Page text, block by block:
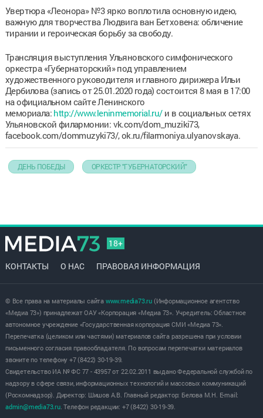
Увертюра «Леонора» №3 ярко воплотила основную идею,
важную для творчества Людвига ван Бетховена: обличение
тирании и героическая борьбу за свободу.
Трансляция выступления Ульяновского симфонического
оркестра «Губернаторский» под управлением
художественного руководителя и главного дирижера Ильи
Дербилова (запись от 25.01.2020 года) состоится 8 мая в 17:00
на официальном сайте Ленинского
мемориала: http://www.leninmemorial.ru/и в социальных сетях
Ульяновской филармонии: vk.com/dom_muziki73,
facebook.com/dommuzyki73/, ok.ru/filarmoniya.ulyanovskaya.
ДЕНЬ ПОБЕДЫ ОРКЕСТР "ГУБЕРНАТОРСКИЙ"
18+
КОНТАКТЫ О НАС ПРАВОВАЯ ИНФОРМАЦИЯ
© Все права на материалы сайта www.media73.ru(Информационное агентство
«Медиа 73») принадлежат ОАУ «Корпорация «Медиа 73». Учредитель: Областное
автономное учреждение «Государственная корпорация СМИ «Медиа 73».
Перепечатка (целиком или частями) материалов сайта разрешена при условии
письменного согласия правообладателя. По вопросам перепечатки материалов
звоните по телефону +7 (8422) 30-19-39.
Свидетельство ИА № ФС 77 - 43957 от 22.02.2011 выдано Федеральной службой по
надзору в сфере связи, информационных технологий и массовых коммуникаций
(Роскомнадзор). Директор: Шишов А.В. Главный редактор: Белова М.Н. E-mail:
admin@media73.ru. Телефон редакции: +7 (8422) 30-19-39.